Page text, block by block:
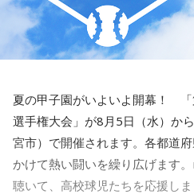
ぱり映画監督って、誰かがこう
と返すと、西川監督は「そうな
べていくと、こういうのも伝え
を持つ事で伝える事がわかって
た。
西川監督は、戦争をテーマにし
つとして、「私がこの6年間で調
夏の甲子園がいよいよ開幕！
選手権大会」が8月5日（水）か
宮市）で開催されます。各都道
かけて熱い闘いを繰り広げます
聴いて、高校球児たちを応援しま